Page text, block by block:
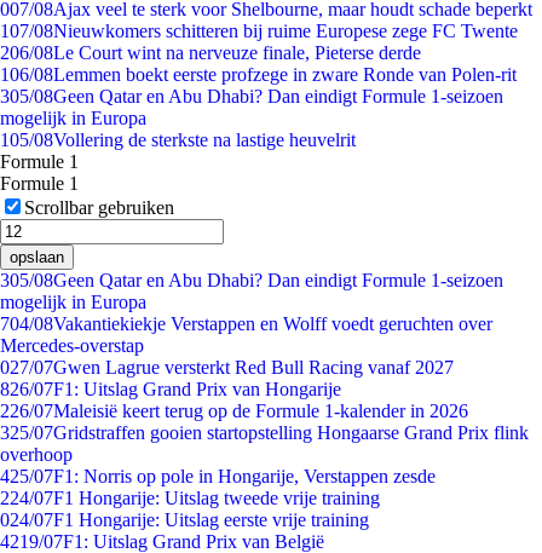
007/08Ajax veel te sterk voor Shelbourne, maar houdt schade beperkt
107/08Nieuwkomers schitteren bij ruime Europese zege FC Twente
206/08Le Court wint na nerveuze finale, Pieterse derde
106/08Lemmen boekt eerste profzege in zware Ronde van Polen-rit
305/08Geen Qatar en Abu Dhabi? Dan eindigt Formule 1-seizoen
mogelijk in Europa
105/08Vollering de sterkste na lastige heuvelrit
Formule 1
Formule 1
Scrollbar gebruiken
opslaan
305/08Geen Qatar en Abu Dhabi? Dan eindigt Formule 1-seizoen
mogelijk in Europa
704/08Vakantiekiekje Verstappen en Wolff voedt geruchten over
Mercedes-overstap
027/07Gwen Lagrue versterkt Red Bull Racing vanaf 2027
826/07F1: Uitslag Grand Prix van Hongarije
226/07Maleisië keert terug op de Formule 1-kalender in 2026
325/07Gridstraffen gooien startopstelling Hongaarse Grand Prix flink
overhoop
425/07F1: Norris op pole in Hongarije, Verstappen zesde
224/07F1 Hongarije: Uitslag tweede vrije training
024/07F1 Hongarije: Uitslag eerste vrije training
4219/07F1: Uitslag Grand Prix van België